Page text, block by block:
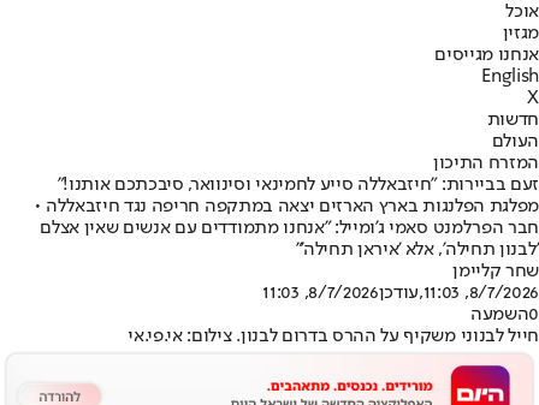
אוכל
מגזין
אנחנו מגייסים
English
X
חדשות
העולם
המזרח התיכון
זעם בביירות: "חיזבאללה סייע לחמינאי וסינוואר, סיבכתכם אותנו!"
מפלגת הפלנגות בארץ הארזים יצאה במתקפה חריפה נגד חיזבאללה •
חבר הפרלמנט סאמי ג'ומייל: "אנחנו מתמודדים עם אנשים שאין אצלם
'לבנון תחילה', אלא 'איראן תחילה'"
שחר קליימן
8/7/2026, 11:03
,עודכן8/7/2026, 11:03
0השמעה
חייל לבנוני משקיף על ההרס בדרום לבנון. צילום: אי.פי.אי